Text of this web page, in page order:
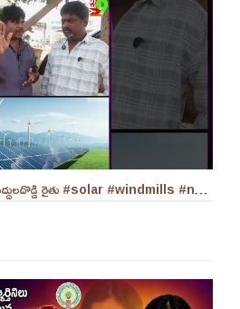
పొలం ఇవ్వడానికి సిద్ధం..? - ఎద్దులదొడ్డి రైతు #solar #windmills #naralokesh #solarenergy